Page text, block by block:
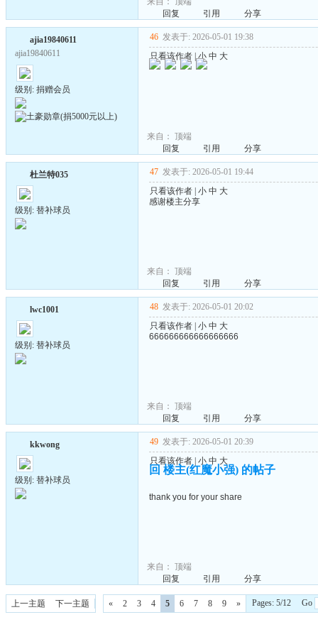
回复
引用 分享
ajia19840611
ajia19840611
级别: 捐赠会员
46 发表于: 2026-05-01 19:38
只看该作者 |小 中 大
来自： 顶端
回复
引用 分享
杜兰特035
级别: 替补球员
47 发表于: 2026-05-01 19:44
只看该作者 小 中 大
感谢楼主分享
来自： 顶端
回复
引用 分享
lwc1001
级别: 替补球员
48 发表于: 2026-05-01 20:02
只看该作者 小 中 大
666666666666666666
来自： 顶端
回复
引用 分享
kkwong
级别: 替补球员
49 发表于: 2026-05-01 20:39
只看该作者 小 中 大
回 楼主(红魔小强) 的帖子
thank you for your share
来自： 顶端
回复
引用 分享
上一主题 下一主题 « 2 3 4 5 6 7 8 9 » Pages: 5/12 Go